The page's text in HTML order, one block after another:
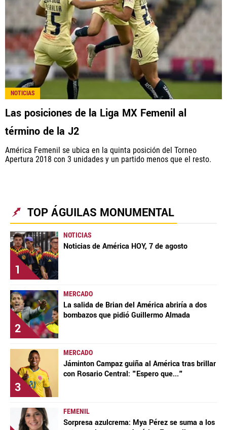
NOTICIAS
Las posiciones de la Liga MX Femenil al
término de la J2
América Femenil se ubica en la quinta posición del Torneo
Apertura 2018 con 3 unidades y un partido menos que el resto.
TOP ÁGUILAS MONUMENTAL
1
NOTICIAS
Noticias de América HOY, 7 de agosto
2
MERCADO
La salida de Brian del América abriría a dos
bombazos que pidió Guillermo Almada
3
MERCADO
Jáminton Campaz guiña al América tras brillar
con Rosario Central: "Espero que..."
FEMENIL
Sorpresa azulcrema: Mya Pérez se suma a los